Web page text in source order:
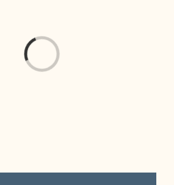
Laden...